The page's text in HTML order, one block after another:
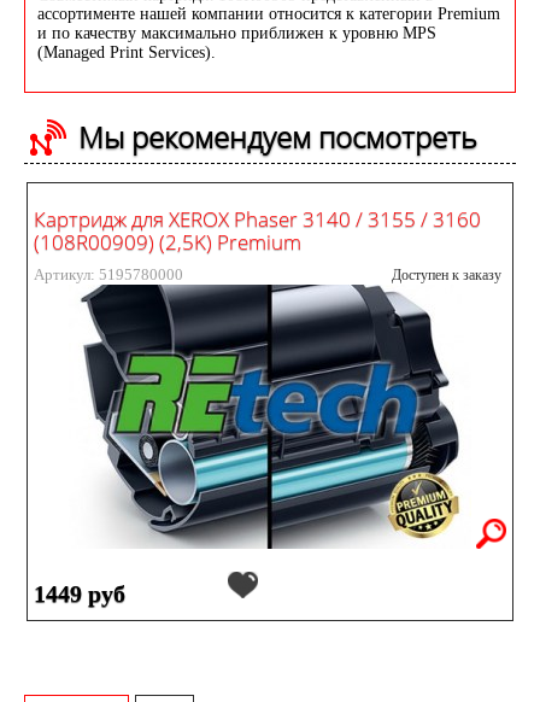
ассортименте нашей компании относится к категории Premium
и по качеству максимально приближен к уровню MPS
(Managed Print Services).
Мы рекомендуем посмотреть
Картридж для XEROX Phaser 3140 / 3155 / 3160
(108R00909) (2,5K) Premium
Артикул: 5195780000 Доступен к заказу
1449 руб